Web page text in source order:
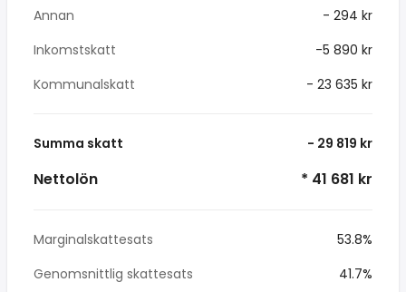
Annan
- 294 kr
Inkomstskatt
-5 890 kr
Kommunalskatt
- 23 635 kr
Summa skatt - 29 819 kr
Nettolön * 41 681 kr
Marginalskattesats
53.8%
Genomsnittlig skattesats
41.7%